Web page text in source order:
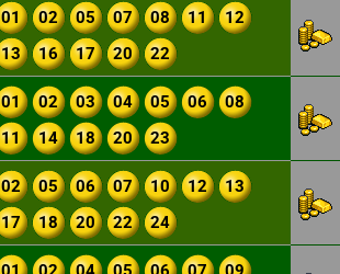
01 02 05 07 08 11
12
13
16 17 20 22
01 02 03 04 05 06
08
11
14 18 20 23
02 05 06 07 10 12
13
17
18 20 22 24